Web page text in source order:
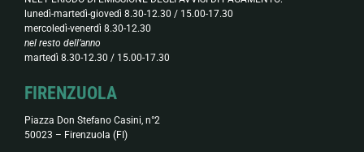
lunedì-martedì-giovedì 8.30-12.30 / 15.00-17.30
mercoledì-venerdì 8.30-12.30
nel resto dell’anno
martedì 8.30-12.30 / 15.00-17.30
FIRENZUOLA
Piazza Don Stefano Casini, n°2
50023 – Firenzuola (FI)